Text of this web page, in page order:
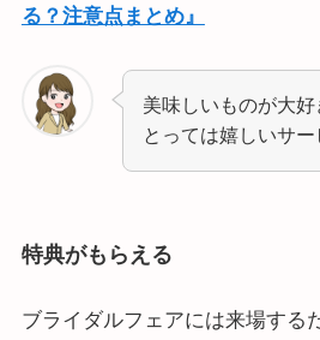
る？注意点まとめ』
美味しいものが大
とっては嬉しいサー
特典がもらえる
ブライダルフェアには来場する